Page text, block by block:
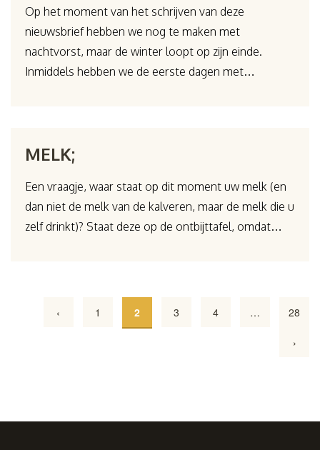
Op het moment van het schrijven van deze
nieuwsbrief hebben we nog te maken met
nachtvorst, maar de winter loopt op zijn einde.
Inmiddels hebben we de eerste dagen met…
MELK;
Een vraagje, waar staat op dit moment uw melk (en
dan niet de melk van de kalveren, maar de melk die u
zelf drinkt)? Staat deze op de ontbijttafel, omdat…
paginering‹ 1 2 3 4 … 28
›